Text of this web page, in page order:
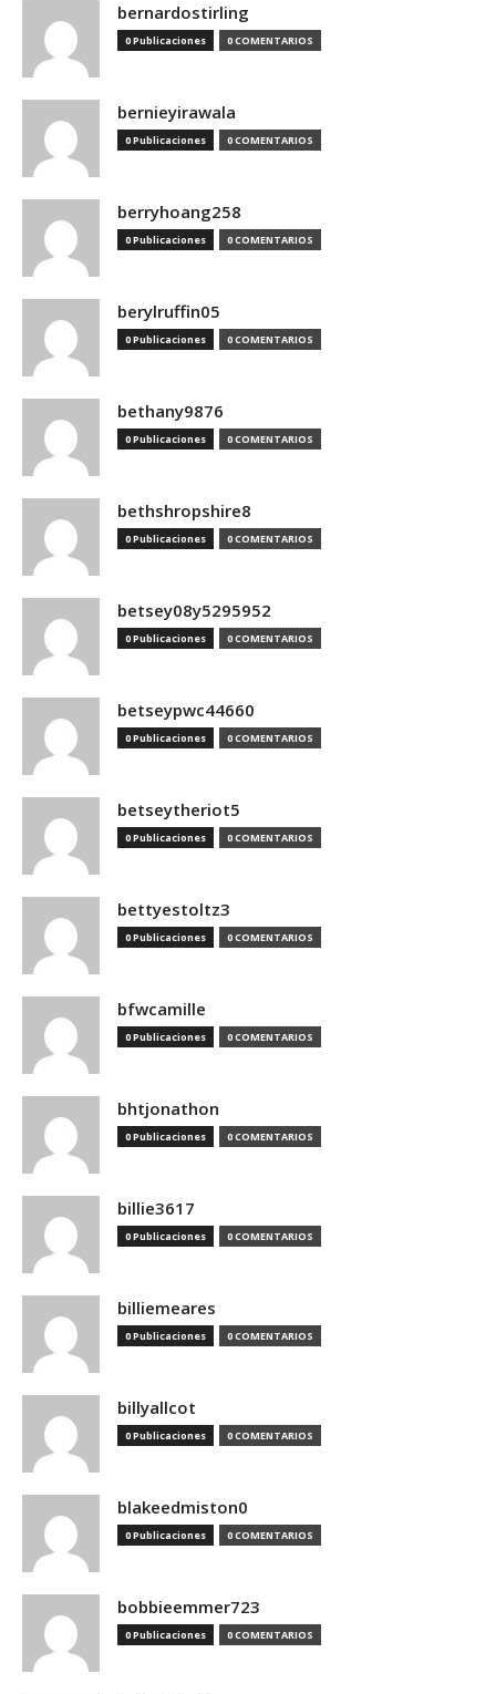
bernardostirling
0 Publicaciones 0 COMENTARIOS
bernieyirawala
0 Publicaciones 0 COMENTARIOS
berryhoang258
0 Publicaciones 0 COMENTARIOS
berylruffin05
0 Publicaciones 0 COMENTARIOS
bethany9876
0 Publicaciones 0 COMENTARIOS
bethshropshire8
0 Publicaciones 0 COMENTARIOS
betsey08y5295952
0 Publicaciones 0 COMENTARIOS
betseypwc44660
0 Publicaciones 0 COMENTARIOS
betseytheriot5
0 Publicaciones 0 COMENTARIOS
bettyestoltz3
0 Publicaciones 0 COMENTARIOS
bfwcamille
0 Publicaciones 0 COMENTARIOS
bhtjonathon
0 Publicaciones 0 COMENTARIOS
billie3617
0 Publicaciones 0 COMENTARIOS
billiemeares
0 Publicaciones 0 COMENTARIOS
billyallcot
0 Publicaciones 0 COMENTARIOS
blakeedmiston0
0 Publicaciones 0 COMENTARIOS
bobbieemmer723
0 Publicaciones 0 COMENTARIOS